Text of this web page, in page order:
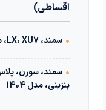
اقساطی)
• سمند، LX، XU7، مدل 1394
•
بنزینی، مدل 1404